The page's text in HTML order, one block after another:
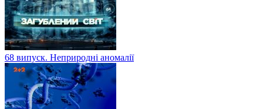
68 випуск. Неприродні аномалії